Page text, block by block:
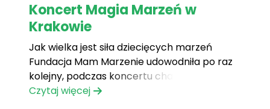
Koncert Magia Marzeń w
Krakowie
Jak wielka jest siła dziecięcych marzeń
Fundacja Mam Marzenie udowodniła po raz
kolejny, podczas koncertu charytatywnego
„Magia Marzeń”, który odbył się 26 kwietnia
Czytaj więcej